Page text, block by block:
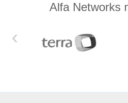
Alfa Networks
‹